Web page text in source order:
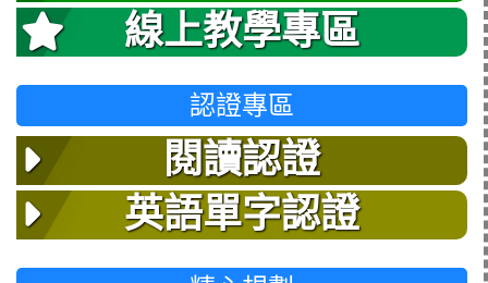
線上教學專區
認證專區
閱讀認證
英語單字認證